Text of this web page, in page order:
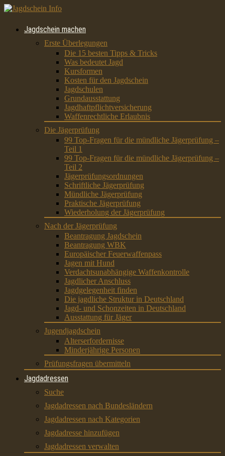
Jagdschein machen
Erste Überlegungen
Die 15 besten Tipps & Tricks
Was bedeutet Jagd
Kursformen
Kosten für den Jagdschein
Jagdschulen
Grundausstattung
Jagdhaftpflichtversicherung
Waffenrechtliche Erlaubnis
Die Jägerprüfung
99 Top-Fragen für die mündliche Jägerprüfung –
Teil 1
99 Top-Fragen für die mündliche Jägerprüfung –
Teil 2
Jägerprüfungsordnungen
Schriftliche Jägerprüfung
Mündliche Jägerprüfung
Praktische Jägerprüfung
Wiederholung der Jägerprüfung
Nach der Jägerprüfung
Beantragung Jagdschein
Beantragung WBK
Europäischer Feuerwaffenpass
Jagen mit Hund
Verdachtsunabhängige Waffenkontrolle
Jagdlicher Anschluss
Jagdgelegenheit finden
Die jagdliche Struktur in Deutschland
Jagd- und Schonzeiten in Deutschland
Ausstattung für Jäger
Jugendjagdschein
Alterserfordernisse
Minderjährige Personen
Prüfungsfragen übermitteln
Jagdadressen
Suche
Jagdadressen nach Bundesländern
Jagdadressen nach Kategorien
Jagdadresse hinzufügen
Jagdadressen verwalten